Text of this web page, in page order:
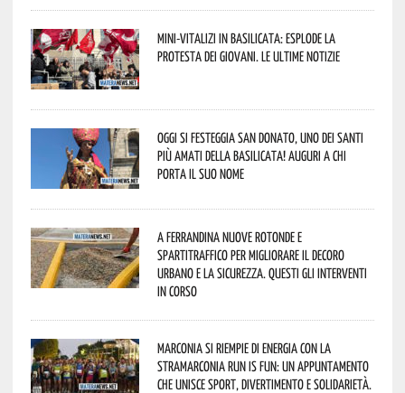
Mini-vitalizi in Basilicata: esplode la
protesta dei giovani. Le ultime notizie
Oggi si festeggia San Donato, uno dei Santi
più amati della Basilicata! Auguri a chi
porta il suo nome
A Ferrandina nuove rotonde e
spartitraffico per migliorare il decoro
urbano e la sicurezza. Questi gli interventi
in corso
Marconia si riempie di energia con la
StraMarconia Run is Fun: un appuntamento
che unisce sport, divertimento e solidarietà.